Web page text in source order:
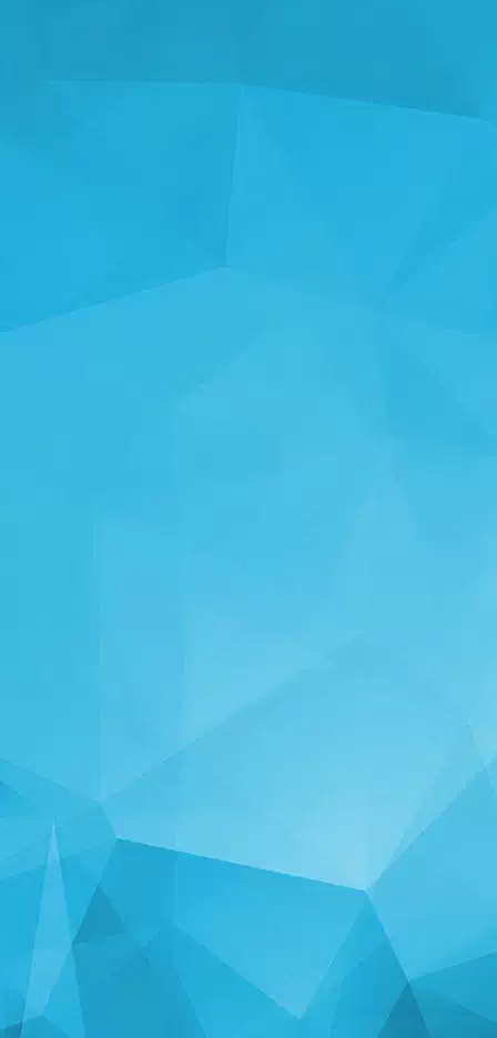
STATISTIKA
25001 İstifadəçilər